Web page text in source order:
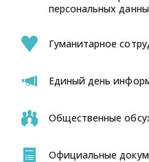
персональных
Гуманитарное
Единый день
Общественные
Официальные